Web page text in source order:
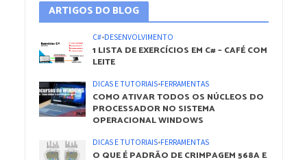
ARTIGOS DO BLOG
C#•DESENVOLVIMENTO
1 LISTA DE EXERCÍCIOS EM C# – CAFÉ COM
LEITE
DICAS E TUTORIAIS•FERRAMENTAS
COMO ATIVAR TODOS OS NÚCLEOS DO
PROCESSADOR NO SISTEMA
OPERACIONAL WINDOWS
DICAS E TUTORIAIS•FERRAMENTAS
O QUE É PADRÃO DE CRIMPAGEM 568A E